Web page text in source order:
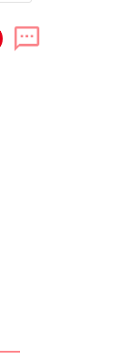
なついたら触らせ
思うと飼ってみた
ですし、一応そ